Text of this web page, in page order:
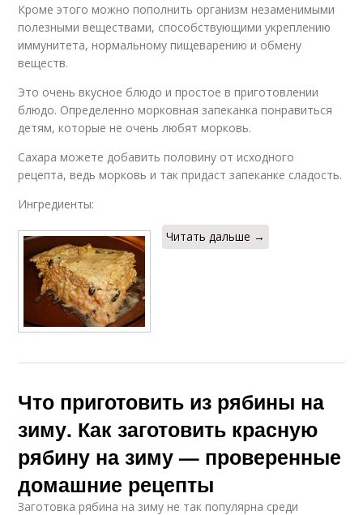
Кроме этого можно пополнить организм незаменимыми
полезными веществами, способствующими укреплению
иммунитета, нормальному пищеварению и обмену
веществ.
Это очень вкусное блюдо и простое в приготовлении
блюдо. Определенно морковная запеканка понравиться
детям, которые не очень любят морковь.
Сахара можете добавить половину от исходного
рецепта, ведь морковь и так придаст запеканке сладость.
Ингредиенты:
Читать дальше →
Что приготовить из рябины на
зиму. Как заготовить красную
рябину на зиму — проверенные
домашние рецепты
Заготовка рябина на зиму не так популярна среди